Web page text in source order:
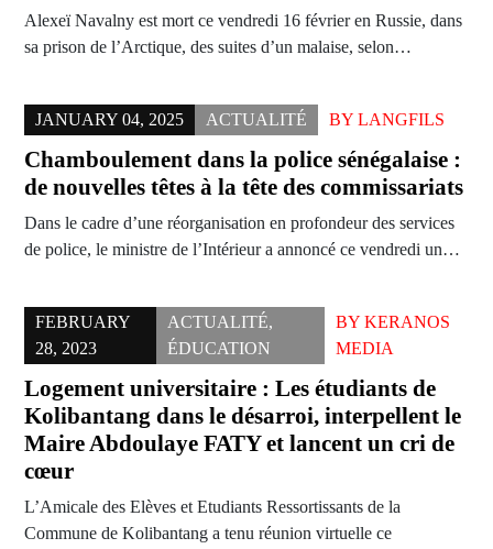
Alexeï Navalny est mort ce vendredi 16 février en Russie, dans
sa prison de l’Arctique, des suites d’un malaise, selon…
JANUARY 04, 2025 ACTUALITÉ BY LANGFILS
Chamboulement dans la police sénégalaise :
de nouvelles têtes à la tête des commissariats
Dans le cadre d’une réorganisation en profondeur des services
de police, le ministre de l’Intérieur a annoncé ce vendredi un…
FEBRUARY
28, 2023
ACTUALITÉ,
ÉDUCATION
BYKERANOS
MEDIA
Logement universitaire : Les étudiants de
Kolibantang dans le désarroi, interpellent le
Maire Abdoulaye FATY et lancent un cri de
cœur
L’Amicale des Elèves et Etudiants Ressortissants de la
Commune de Kolibantang a tenu réunion virtuelle ce